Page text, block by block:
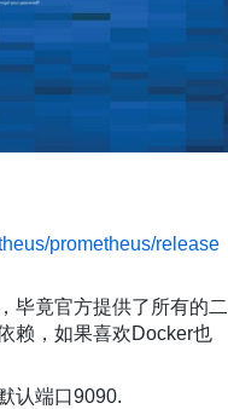
prometheus/release
毕竟官方提供了所有的二
赖，如果喜欢Docker也
认端口9090.